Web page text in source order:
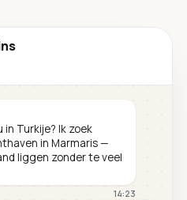
in Turkije? Ik zoek
in Marmaris —
liggen zonder te veel
14:23